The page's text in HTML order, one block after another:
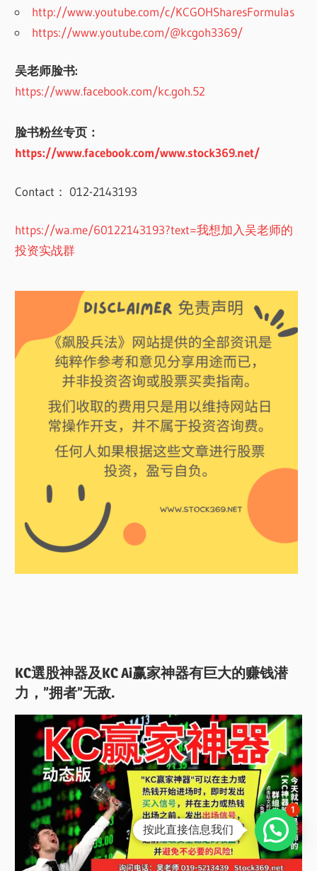
http://www.youtube.com/c/KCGOHSharesFormulas
https://www.youtube.com/@kcgoh3369/
吴老师脸书:
https://www.facebook.com/kc.goh.52
脸书粉丝专页：
https://www.facebook.com/www.stock369.net/
Contact： 012-2143193
https://wa.me/60122143193?text=我想加入吴老师的
投资实战群
KC選股神器及KC Ai赢家神器有巨大的赚钱潜
力，”拥者”无敌.
按此直接信息我们
1